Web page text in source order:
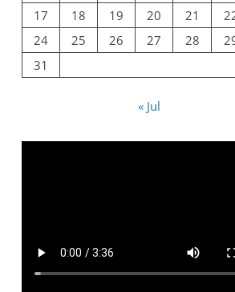
17
18 19 20 21
24
25 26 27 28
31
« Jul